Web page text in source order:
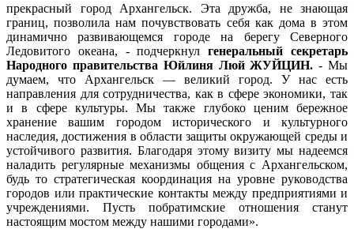
прекрасный город Архангельск. Эта дружба, не знающая
границ, позволила нам почувствовать себя как дома в этом
динамично развивающемся городе на берегу Северного
Ледовитого океана, - подчеркнулгенеральный секретарь
Народного правительства Юйлиня Люй ЖУЙЦИН. - Мы
думаем, что Архангельск — великий город. У нас есть
направления для сотрудничества, как в сфере экономики, так
и в сфере культуры. Мы также глубоко ценим бережное
хранение вашим городом исторического и культурного
наследия, достижения в области защиты окружающей среды и
устойчивого развития. Благодаря этому визиту мы надеемся
наладить регулярные механизмы общения с Архангельском,
будь то стратегическая координация на уровне руководства
городов или практические контакты между предприятиями и
учреждениями. Пусть побратимские отношения станут
настоящим мостом между нашими городами».